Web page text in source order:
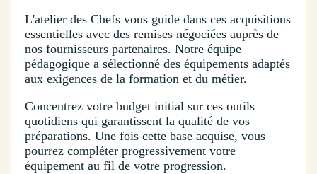
L'atelier des Chefs vous guide dans ces acquisitions
essentielles avec des remises négociées auprès de
nos fournisseurs partenaires. Notre équipe
pédagogique a sélectionné des équipements adaptés
aux exigences de la formation et du métier.
Concentrez votre budget initial sur ces outils
quotidiens qui garantissent la qualité de vos
préparations. Une fois cette base acquise, vous
pourrez compléter progressivement votre
équipement au fil de votre progression.